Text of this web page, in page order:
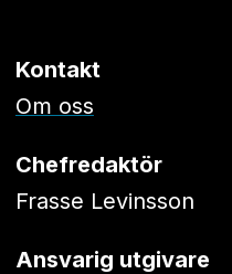
Kontakt
Om oss
Chefredaktör
Frasse Levinsson
Ansvarig utgivare